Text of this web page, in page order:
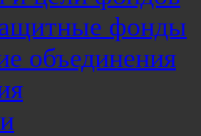
фонды
объединения